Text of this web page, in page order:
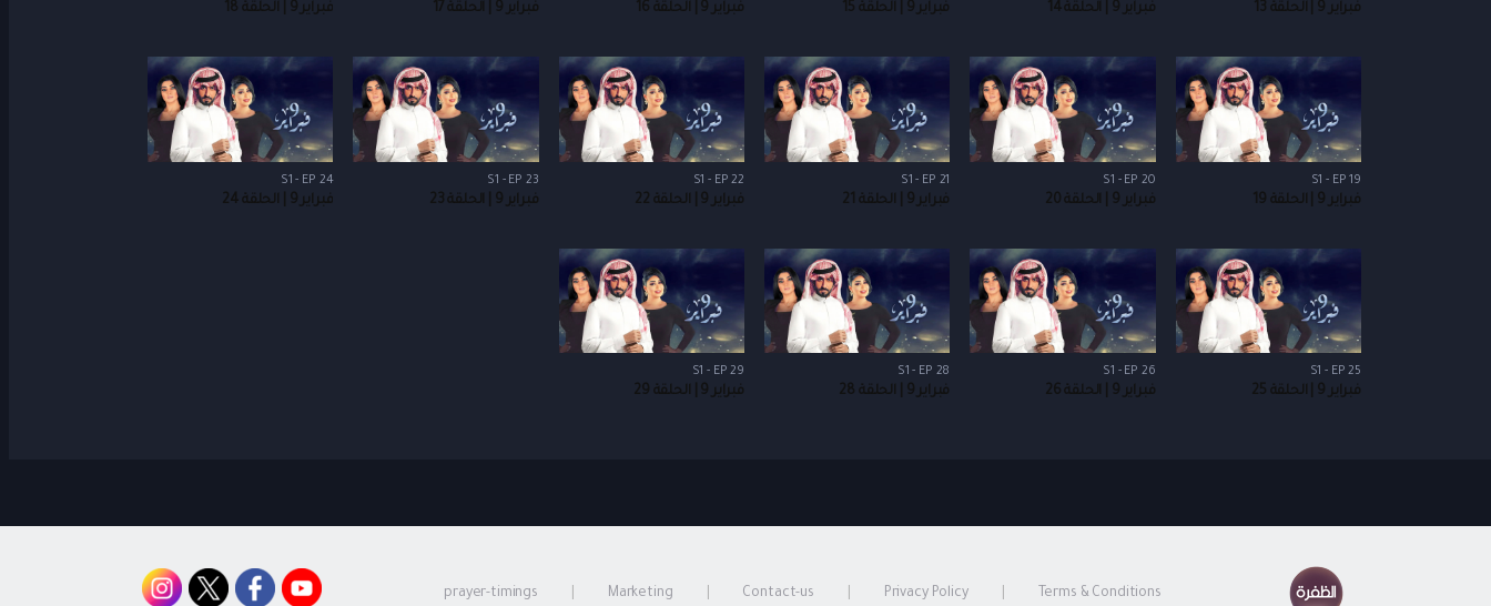
فبراير 9 | الحلقة 13 فبراير 9 | الحلقة 14 فبراير 9 | الحلقة 15 فبراير 9 | الحلقة 16 فبراير 9 | الحلقة 17 فبراير 9 | الحلقة 18
S1 - EP 19
فبراير 9 | الحلقة 19
S1 - EP 20
فبراير 9 | الحلقة 20
S1 - EP 21
فبراير 9 | الحلقة 21
S1 - EP 22
فبراير 9 | الحلقة 22
S1 - EP 23
فبراير 9 | الحلقة 23
S1 - EP 24
فبراير 9 | الحلقة 24
S1 - EP 25
فبراير 9 | الحلقة 25
S1 - EP 26
فبراير 9 | الحلقة 26
S1 - EP 28
فبراير 9 | الحلقة 28
S1 - EP 29
فبراير 9 | الحلقة 29
Terms & Conditions
Privacy Policy
Contact-us
Marketing
prayer-timings